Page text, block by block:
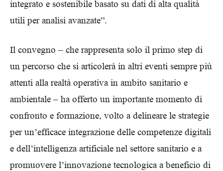
integrato e sostenibile basato su dati di alta qualità
utili per analisi avanzate”.
Il convegno – che rappresenta solo il primo step di
un percorso che si articolerà in altri eventi sempre più
attenti alla realtà operativa in ambito sanitario e
ambientale – ha offerto un importante momento di
confronto e formazione, volto a delineare le strategie
per un’efficace integrazione delle competenze digitali
e dell’intelligenza artificiale nel settore sanitario e a
promuovere l’innovazione tecnologica a beneficio di